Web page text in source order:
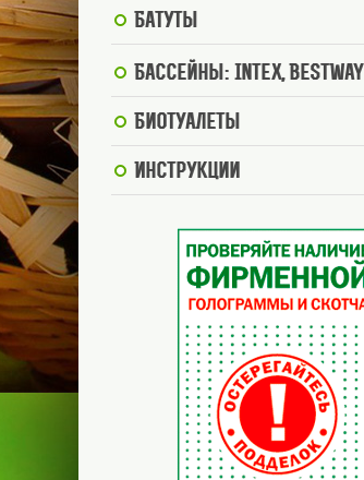
Батуты
Бассейны: Intex, BestWay
Биотуалеты
Инструкции